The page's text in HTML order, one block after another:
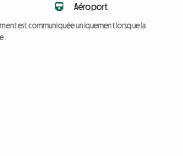
Aéroport
est communiquée uniquement lorsque la